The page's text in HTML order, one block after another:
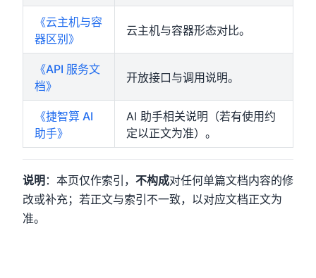
《云主机与容
器区别》
云主机与容器形态对比。
《API 服务文
档》
开放接口与调用说明。
《捷智算 AI
助手》
AI 助手相关说明（若有使用约
定以正文为准）。
说明 ：本页仅作索引， 不构成对任何单篇文档内容的修
改或补充；若正文与索引不一致，以对应文档正文为
准。